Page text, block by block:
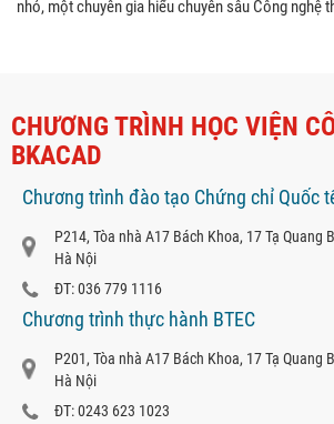
nhỏ, một chuyên gia hiểu chuyên sâu Công nghệ
CHƯƠNG TRÌNH HỌC VIỆN
BKACAD
Chương trình đào tạo Chứng chỉ Quốc
P214, Tòa nhà A17 Bách Khoa, 17 Tạ Quang
Hà Nội
ĐT: 036 779 1116
Chương trình thực hành BTEC
P201, Tòa nhà A17 Bách Khoa, 17 Tạ Quang
Hà Nội
ĐT: 0243 623 1023